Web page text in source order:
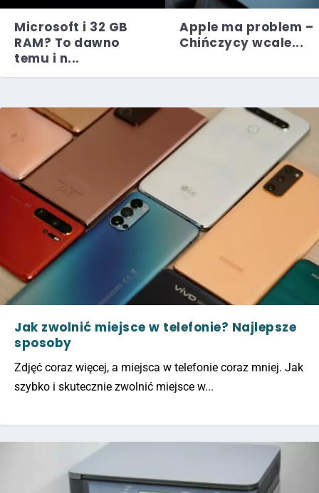
Microsoft i 32 GB
RAM? To dawno
temu i n...
Apple ma problem –
Chińczycy wcale...
Jak zwolnić miejsce w telefonie? Najlepsze
sposoby
Zdjęć coraz więcej, a miejsca w telefonie coraz mniej. Jak
szybko i skutecznie zwolnić miejsce w...